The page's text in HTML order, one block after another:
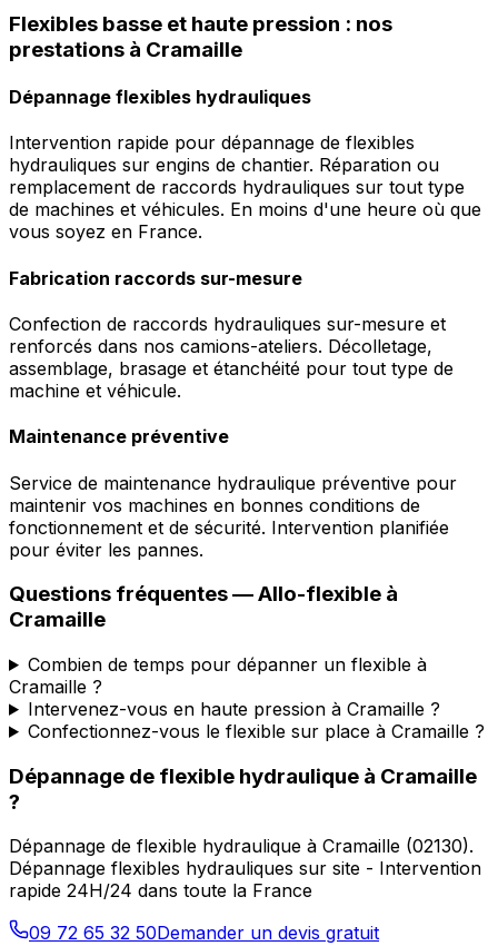
Flexibles basse et haute pression : nos
prestations à Cramaille
Dépannage flexibles hydrauliques
Intervention rapide pour dépannage de flexibles
hydrauliques sur engins de chantier. Réparation ou
remplacement de raccords hydrauliques sur tout type
de machines et véhicules. En moins d'une heure où que
vous soyez en France.
Fabrication raccords sur-mesure
Confection de raccords hydrauliques sur-mesure et
renforcés dans nos camions-ateliers. Décolletage,
assemblage, brasage et étanchéité pour tout type de
machine et véhicule.
Maintenance préventive
Service de maintenance hydraulique préventive pour
maintenir vos machines en bonnes conditions de
fonctionnement et de sécurité. Intervention planifiée
pour éviter les pannes.
Questions fréquentes —Allo-flexible à
Cramaille
Combien de temps pour dépanner un flexible à
Cramaille ?
Intervenez-vous en haute pression à Cramaille ?
Confectionnez-vous le flexible sur place à Cramaille ?
Dépannage de flexible hydraulique à Cramaille
?
Dépannage de flexible hydraulique à Cramaille (02130).
Dépannage flexibles hydrauliques sur site - Intervention
rapide 24H/24 dans toute la France
09 72 65 32 50Demander un devis gratuit